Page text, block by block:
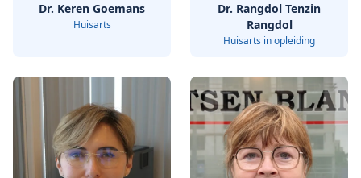
Dr. Keren Goemans
Huisarts
Dr. Rangdol Tenzin
Rangdol
Huisarts in opleiding